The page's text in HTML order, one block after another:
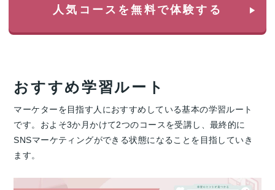
人気コースを無料で体験する
おすすめ学習ルート
マーケターを目指す人におすすめしている基本の学習ルート
です。およそ3か月かけて2つのコースを受講し、最終的に
SNSマーケティングができる状態になることを目指していき
ます。